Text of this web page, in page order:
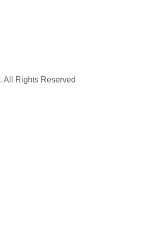
All Rights Reserved